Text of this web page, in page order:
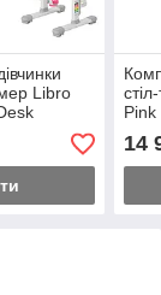
Libro
SS15W
Pink
14